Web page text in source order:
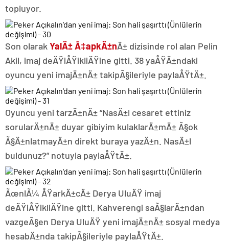
topluyor.
Son olarak YalÄ± Ã‡apkÄ±nÄ± dizisinde rol alan Pelin
Akil, imaj deÄŸiÅŸikliÄŸine gitti. 38 yaÅŸÄ±ndaki
oyuncu yeni imajÄ±nÄ± takipÃ§ileriyle paylaÅŸtÄ±.
Oyuncu yeni tarzÄ±nÄ± “NasÄ±l cesaret ettiniz
sorularÄ±nÄ± duyar gibiyim kulaklarÄ±mÄ± Ã§ok
Ã§Ä±nlatmayÄ±n direkt buraya yazÄ±n. NasÄ±l
buldunuz?” notuyla paylaÅŸtÄ±.
ÃœnlÃ¼ ÅŸarkÄ±cÄ± Derya UluÄŸ imaj
deÄŸiÅŸikliÄŸine gitti. Kahverengi saÃ§larÄ±ndan
vazgeÃ§en Derya UluÄŸ yeni imajÄ±nÄ± sosyal medya
hesabÄ±nda takipÃ§ileriyle paylaÅŸtÄ±.